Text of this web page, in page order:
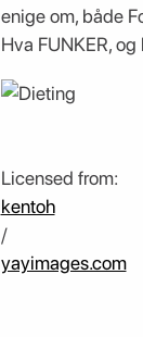
enige om, både
Hva FUNKER,
Licensed from:
kentoh
/
yayimages.com